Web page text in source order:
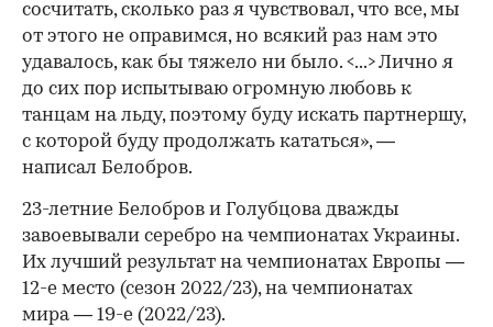
сосчитать, сколько раз я чувствовал, что все, мы
от этого не оправимся, но всякий раз нам это
удавалось, как бы тяжело ни было. <...> Лично я
до сих пор испытываю огромную любовь к
танцам на льду, поэтому буду искать партнершу,
с которой буду продолжать кататься», —
написал Белобров.
23-летние Белобров и Голубцова дважды
завоевывали серебро на чемпионатах Украины.
Их лучший результат на чемпионатах Европы —
12-е место (сезон 2022/23), на чемпионатах
мира — 19-е (2022/23).